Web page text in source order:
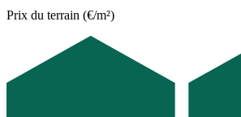
Prix du terrain (€/m²)